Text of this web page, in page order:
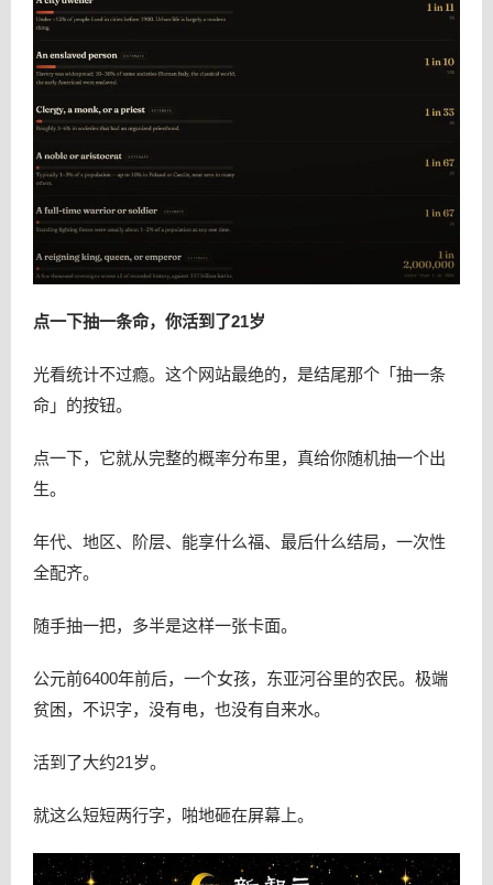
点一下抽一条命，你活到了21岁
光看统计不过瘾。这个网站最绝的，是结尾那个「抽一条
命」的按钮。
点一下，它就从完整的概率分布里，真给你随机抽一个出
生。
年代、地区、阶层、能享什么福、最后什么结局，一次性
全配齐。
随手抽一把，多半是这样一张卡面。
公元前6400年前后，一个女孩，东亚河谷里的农民。极端
贫困，不识字，没有电，也没有自来水。
活到了大约21岁。
就这么短短两行字，啪地砸在屏幕上。